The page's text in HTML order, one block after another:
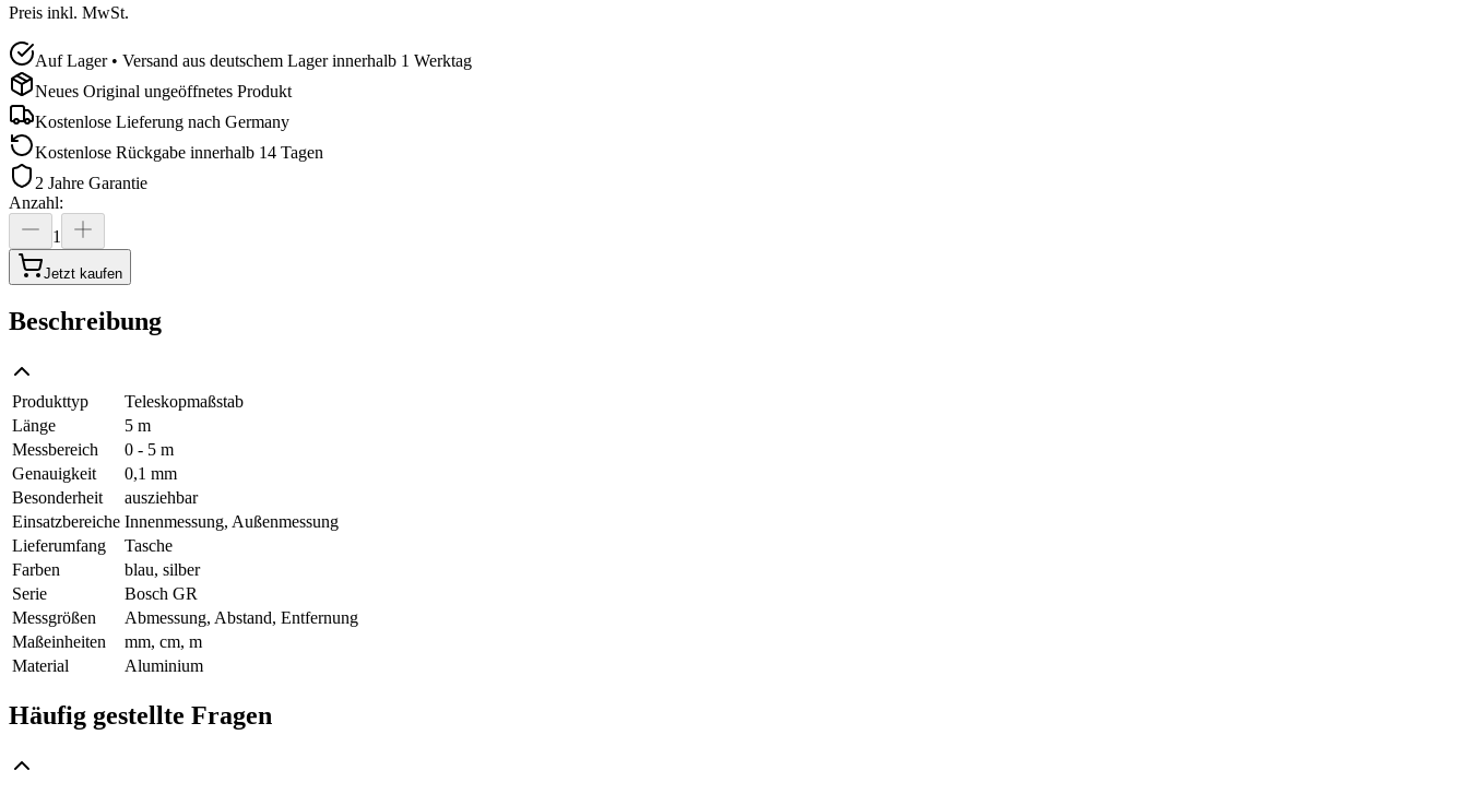
Preis inkl. MwSt.
Auf Lager • Versand aus deutschem Lager innerhalb 1 Werktag
Neues Original ungeöffnetes Produkt
Kostenlose Lieferung nach Germany
Kostenlose Rückgabe innerhalb 14 Tagen
2 Jahre Garantie
Anzahl:
1
Jetzt kaufen
Beschreibung
Produkttyp
Teleskopmaßstab
Länge
5 m
Messbereich
0 - 5 m
Genauigkeit
0,1 mm
Besonderheit
ausziehbar
Einsatzbereiche Innenmessung, Außenmessung
Lieferumfang
Tasche
Farben
blau, silber
Serie
Bosch GR
Messgrößen
Abmessung, Abstand, Entfernung
Maßeinheiten
mm, cm, m
Material
Aluminium
Häufig gestellte Fragen